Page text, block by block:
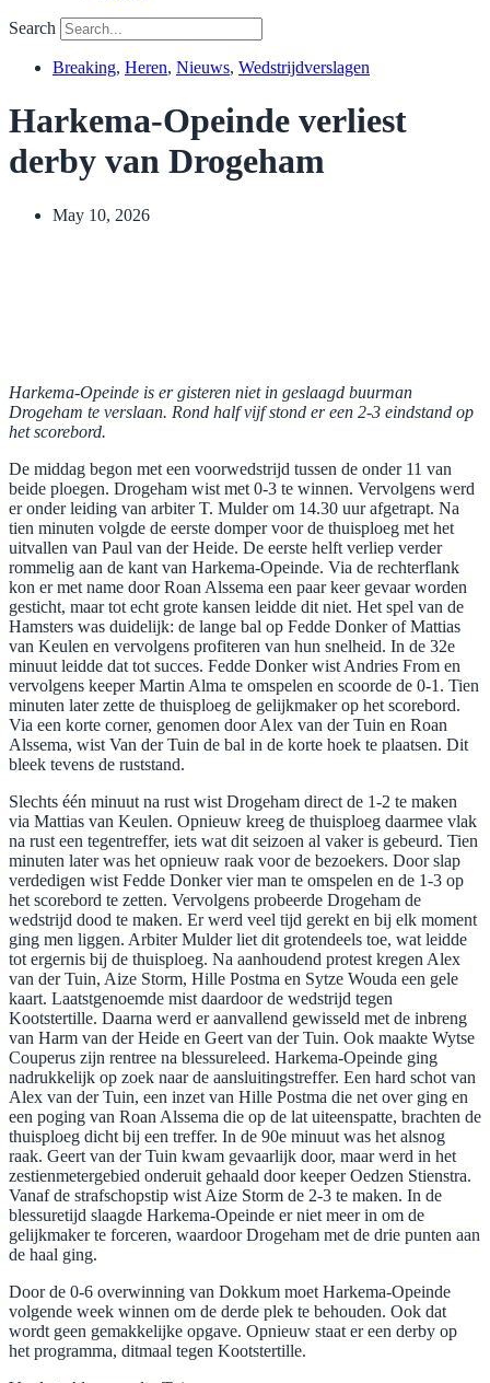
Search
Breaking, Heren, Nieuws, Wedstrijdverslagen
Harkema-Opeinde verliest
derby van Drogeham
May 10, 2026
Harkema-Opeinde is er gisteren niet in geslaagd buurman
Drogeham te verslaan. Rond half vijf stond er een 2-3 eindstand op
het scorebord.
De middag begon met een voorwedstrijd tussen de onder 11 van
beide ploegen. Drogeham wist met 0-3 te winnen. Vervolgens werd
er onder leiding van arbiter T. Mulder om 14.30 uur afgetrapt. Na
tien minuten volgde de eerste domper voor de thuisploeg met het
uitvallen van Paul van der Heide. De eerste helft verliep verder
rommelig aan de kant van Harkema-Opeinde. Via de rechterflank
kon er met name door Roan Alssema een paar keer gevaar worden
gesticht, maar tot echt grote kansen leidde dit niet. Het spel van de
Hamsters was duidelijk: de lange bal op Fedde Donker of Mattias
van Keulen en vervolgens profiteren van hun snelheid. In de 32e
minuut leidde dat tot succes. Fedde Donker wist Andries From en
vervolgens keeper Martin Alma te omspelen en scoorde de 0-1. Tien
minuten later zette de thuisploeg de gelijkmaker op het scorebord.
Via een korte corner, genomen door Alex van der Tuin en Roan
Alssema, wist Van der Tuin de bal in de korte hoek te plaatsen. Dit
bleek tevens de ruststand.
Slechts één minuut na rust wist Drogeham direct de 1-2 te maken
via Mattias van Keulen. Opnieuw kreeg de thuisploeg daarmee vlak
na rust een tegentreffer, iets wat dit seizoen al vaker is gebeurd. Tien
minuten later was het opnieuw raak voor de bezoekers. Door slap
verdedigen wist Fedde Donker vier man te omspelen en de 1-3 op
het scorebord te zetten. Vervolgens probeerde Drogeham de
wedstrijd dood te maken. Er werd veel tijd gerekt en bij elk moment
ging men liggen. Arbiter Mulder liet dit grotendeels toe, wat leidde
tot ergernis bij de thuisploeg. Na aanhoudend protest kregen Alex
van der Tuin, Aize Storm, Hille Postma en Sytze Wouda een gele
kaart. Laatstgenoemde mist daardoor de wedstrijd tegen
Kootstertille. Daarna werd er aanvallend gewisseld met de inbreng
van Harm van der Heide en Geert van der Tuin. Ook maakte Wytse
Couperus zijn rentree na blessureleed. Harkema-Opeinde ging
nadrukkelijk op zoek naar de aansluitingstreffer. Een hard schot van
Alex van der Tuin, een inzet van Hille Postma die net over ging en
een poging van Roan Alssema die op de lat uiteenspatte, brachten de
thuisploeg dicht bij een treffer. In de 90e minuut was het alsnog
raak. Geert van der Tuin kwam gevaarlijk door, maar werd in het
zestienmetergebied onderuit gehaald door keeper Oedzen Stienstra.
Vanaf de strafschopstip wist Aize Storm de 2-3 te maken. In de
blessuretijd slaagde Harkema-Opeinde er niet meer in om de
gelijkmaker te forceren, waardoor Drogeham met de drie punten aan
de haal ging.
Door de 0-6 overwinning van Dokkum moet Harkema-Opeinde
volgende week winnen om de derde plek te behouden. Ook dat
wordt geen gemakkelijke opgave. Opnieuw staat er een derby op
het programma, ditmaal tegen Kootstertille.